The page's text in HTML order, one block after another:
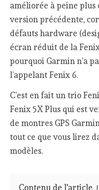
améliorée à peine plus
version précédente,
défauts hardware
écran réduit de la
pourquoi Garmin n’a
l’appelant Fenix 6.
C’est en fait un trio
Fenix 5X Plus qui est
de montres GPS
tout ce que vous lirez
modèles.
Contenu de l'article